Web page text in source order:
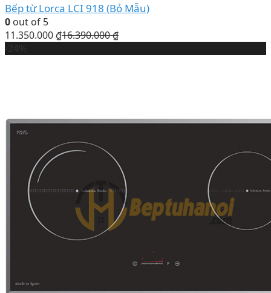
Bếp từ Lorca LCI 918 (Bỏ Mẫu)
0 out of 5
11.350.000 ₫16.390.000₫